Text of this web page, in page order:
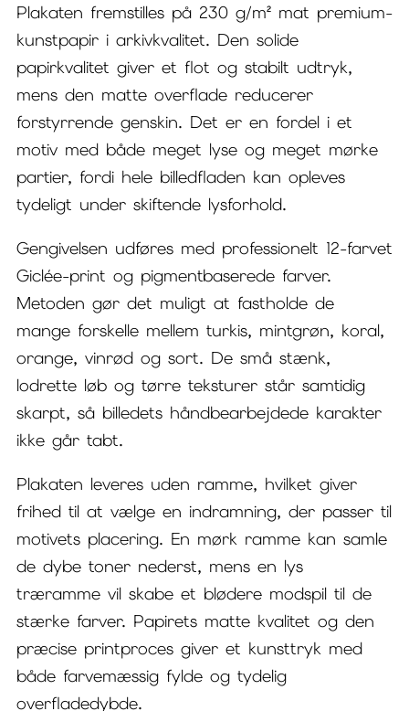
Plakaten fremstilles på 230 g/m² mat premium-
kunstpapir i arkivkvalitet. Den solide
papirkvalitet giver et flot og stabilt udtryk,
mens den matte overflade reducerer
forstyrrende genskin. Det er en fordel i et
motiv med både meget lyse og meget mørke
partier, fordi hele billedfladen kan opleves
tydeligt under skiftende lysforhold.
Gengivelsen udføres med professionelt 12-farvet
Giclée-print og pigmentbaserede farver.
Metoden gør det muligt at fastholde de
mange forskelle mellem turkis, mintgrøn, koral,
orange, vinrød og sort. De små stænk,
lodrette løb og tørre teksturer står samtidig
skarpt, så billedets håndbearbejdede karakter
ikke går tabt.
Plakaten leveres uden ramme, hvilket giver
frihed til at vælge en indramning, der passer til
motivets placering. En mørk ramme kan samle
de dybe toner nederst, mens en lys
træramme vil skabe et blødere modspil til de
stærke farver. Papirets matte kvalitet og den
præcise printproces giver et kunsttryk med
både farvemæssig fylde og tydelig
overfladedybde.